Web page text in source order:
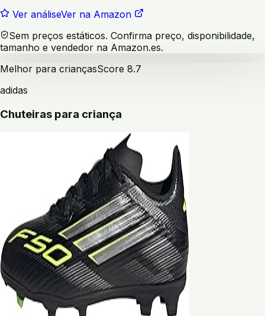
Ver análiseVer na Amazon
Sem preços estáticos. Confirma preço, disponibilidade,
tamanho e vendedor na Amazon.es.
Melhor para criançasScore 8.7
adidas
Chuteiras para criança